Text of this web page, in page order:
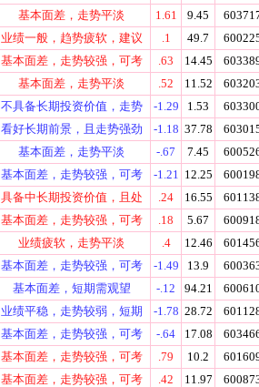
基本面差，走势平淡 1.61 9.45
业绩一般，趋势疲软，建议 .1 49.7
基本面差，走势较强，可考 .63 14.45
基本面差，走势平淡 .52 11.52
不具备长期投资价值，走势 -1.29 1.53
看好长期前景，且走势强劲 -1.18 37.78
基本面差，走势平淡 -.67 7.45
基本面差，走势较强，可考 -1.21 12.25
具备中长期投资价值，且处 .24 16.55
基本面差，走势较强，可考 .18 5.67
业绩疲软，走势平淡 .4 12.46
基本面差，走势较强，可考 -1.49 13.9
基本面差，短期需观望 -.12 94.21
业绩平稳，走势较弱，短期 -1.78 28.72
基本面差，走势较强，可考 -.64 17.08
基本面差，走势较强，可考 .79 10.2
基本面差，走势较强，可考 .42 11.97